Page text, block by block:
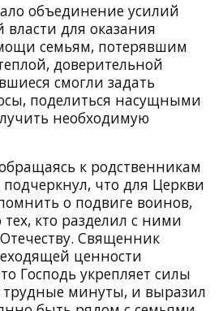
объединение усилий
для оказания
семьям, потерявшим
доверительной
смогли задать
поделиться насущными
необходимую
к родственникам
что для Церкви
о подвиге воинов,
тех, кто разделил с ними
Священник
ценности
Господь укрепляет силы
трудные минуты, и выразил